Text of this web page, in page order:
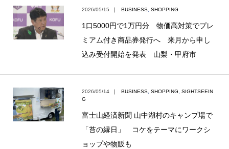
2026/05/15 ｜ BUSINESS SHOPPING
1口5000円で1万円分 物価高対策でプレ
ミアム付き商品券発行へ 来月から申し
込み受付開始を発表 山梨・甲府市
2026/05/14 ｜ BUSINESS SHOPPING
SIGHTSEEIN
G
富士山経済新聞 山中湖村のキャンプ場で
「苔の縁日」 コケをテーマにワークシ
ョップや物販も